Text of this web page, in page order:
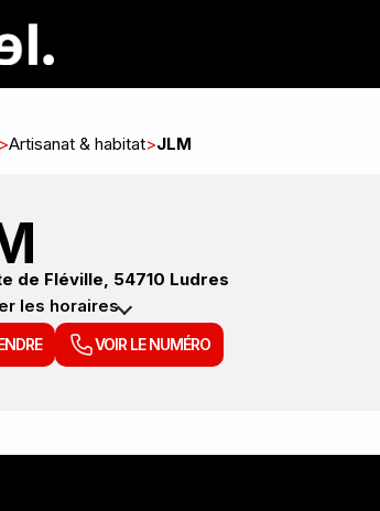
>Artisanat & habitat>JLM
de Fléville, 54710 Ludres
les horaires
VOIR LE NUMÉRO